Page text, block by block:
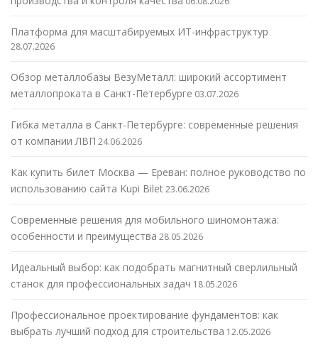
Платформа для масштабируемых ИТ-инфраструктур
28.07.2026
Обзор металлобазы ВезуМеталл: широкий ассортимент
металлопроката в Санкт-Петербурге 03.07.2026
Гибка металла в Санкт-Петербурге: современные решения
от компании ЛВП 24.06.2026
Как купить билет Москва — Ереван: полное руководство по
использованию сайта Kupi Bilet23.06.2026
Современные решения для мобильного шиномонтажа:
особенности и преимущества 28.05.2026
Идеальный выбор: как подобрать магнитный сверлильный
станок для профессиональных задач 18.05.2026
Профессиональное проектирование фундаментов: как
выбрать лучший подход для строительства 12.05.2026